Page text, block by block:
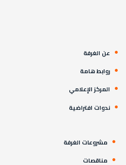
عن الغرفة
روابط هامة
المركز الإعلامي
ندوات افتراضية
مشروعات الغرفة
مناقصات